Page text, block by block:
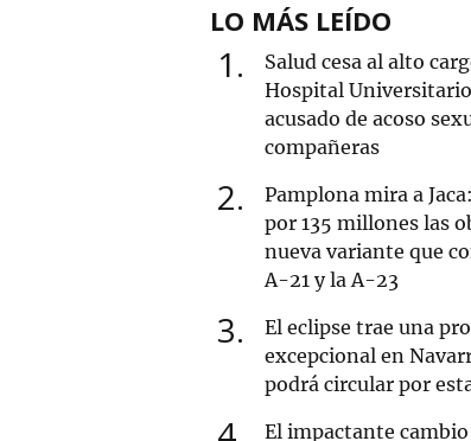
LO MÁS LEÍDO
1
Salud cesa al alto
Hospital
acusado de acoso
compañeras
2
Pamplona mira a
por 135 millones las
nueva variante que
A-21 y la A-23
3
El eclipse trae una
excepcional en
podrá circular por
El impactante